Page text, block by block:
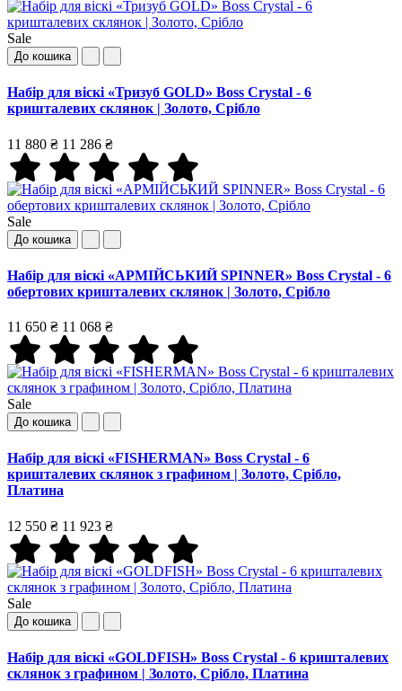
Sale
До кошика
Набір для віскі «Тризуб GOLD» Boss Crystal - 6
кришталевих склянок | Золото, Срібло
11 880 ₴ 11 286 ₴
Sale
До кошика
Набір для віскі «АРМІЙСЬКИЙ SPINNER» Boss Crystal - 6
обертових кришталевих склянок | Золото, Срібло
11 650 ₴ 11 068 ₴
Sale
До кошика
Набір для віскі «FISHERMAN» Boss Crystal - 6
кришталевих склянок з графином | Золото, Срібло,
Платина
12 550 ₴ 11 923 ₴
Sale
До кошика
Набір для віскі «GOLDFISH» Boss Crystal - 6 кришталевих
склянок з графином | Золото, Срібло, Платина